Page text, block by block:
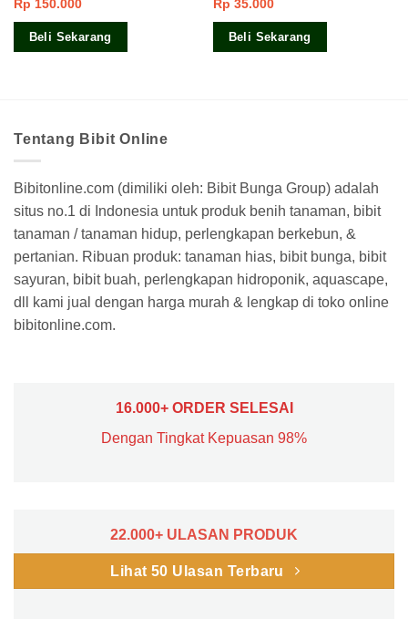
Dinilai
3.75dari
Rp 150.000
Beli Sekarang
Dinilai5.00
dari 5
Rp 35.000
Beli Sekarang
Tentang Bibit Online
Bibitonline.com (dimiliki oleh: Bibit Bunga Group) adalah
situs no.1 di Indonesia untuk produk benih tanaman, bibit
tanaman / tanaman hidup, perlengkapan berkebun, &
pertanian. Ribuan produk: tanaman hias, bibit bunga, bibit
sayuran, bibit buah, perlengkapan hidroponik, aquascape,
dll kami jual dengan harga murah & lengkap di toko online
bibitonline.com.
16.000+ ORDER SELESAI
Dengan Tingkat Kepuasan 98%
22.000+ ULASAN PRODUK
Lihat 50 Ulasan Terbaru